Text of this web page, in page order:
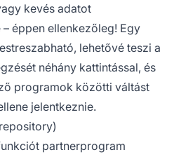
kevés adatot
éppen ellenkezőleg! Egy
lehetővé teszi a
néhány kattintással, és
programok közötti váltást
jelentkeznie.
partnerprogram